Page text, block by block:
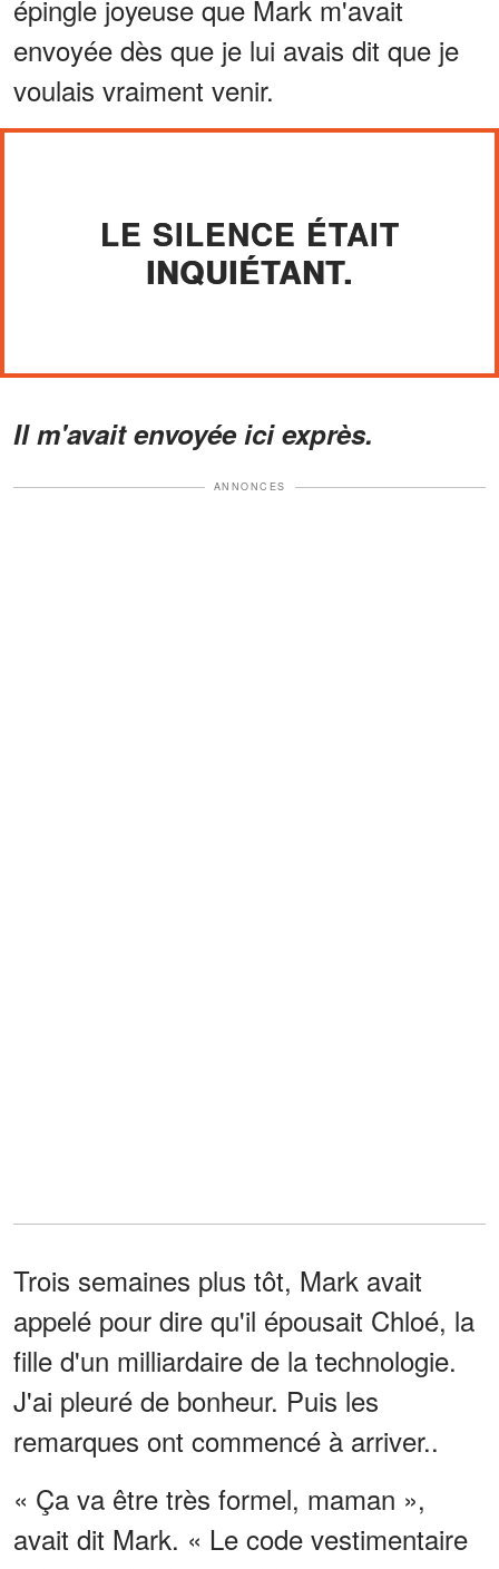
épingle joyeuse que Mark m'avait
envoyée dès que je lui avais dit que je
voulais vraiment venir.
LE SILENCE ÉTAIT
INQUIÉTANT.
Il m'avait envoyée ici exprès.
ANNONCES
Trois semaines plus tôt, Mark avait
appelé pour dire qu'il épousait Chloé, la
fille d'un milliardaire de la technologie.
J'ai pleuré de bonheur. Puis les
remarques ont commencé à arriver..
« Ça va être très formel, maman »,
avait dit Mark. « Le code vestimentaire